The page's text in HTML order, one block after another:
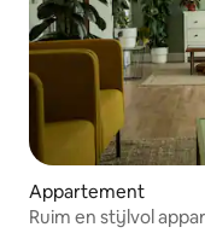
Appartement
Ruim en stijlvol